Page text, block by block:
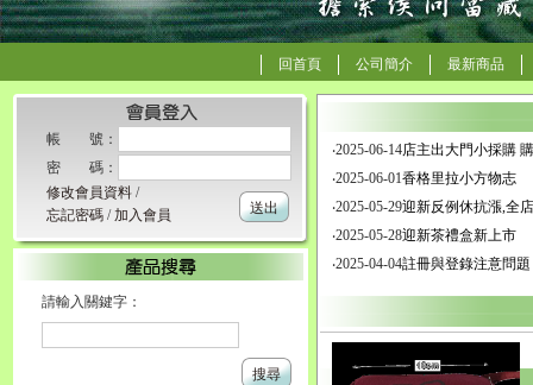
最新商品
公司簡介
回首頁
帳 號：
密 碼：
修改會員資料 /
忘記密碼 /加入會員 送出
請輸入關鍵字：
搜尋
‧2025-06-14店主出大門小採購
‧2025-06-01香格里拉小方物志
‧2025-05-29迎新反例休抗漲,全
‧2025-05-28迎新茶禮盒新上市
‧2025-04-04註冊與登錄注意問題